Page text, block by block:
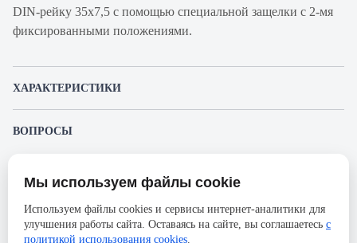
DIN-рейку 35x7,5 с помощью специальной защелки с 2-мя
фиксированными положениями.
ХАРАКТЕРИСТИКИ
Производитель
Серия
ARMAT
ВОПРОСЫ
Пожалуйста,авторизуйтесь, чтобы иметь
возможность оставлять вопросы.
Представленные изображения и характеристики могут отличаться от реального
без предварительного уведомления. Компания АйДистрибьют не несёт
ответственности в случае не соответствия текущей модели товаров фотографиям,
размещённым в карточке товара.
Мы используем файлы cookie
Используем файлы cookies и сервисы интернет-аналитики для
улучшения работы сайта. Оставаясь на сайте, вы соглашаетесь с
политикой использования cookies.